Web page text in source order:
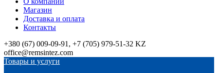
Магазин
Доставка и оплата
Контакты
+380 (67) 009-09-91, +7 (705) 979-51-32 KZ
office@remsintez.com
Товары и услуги